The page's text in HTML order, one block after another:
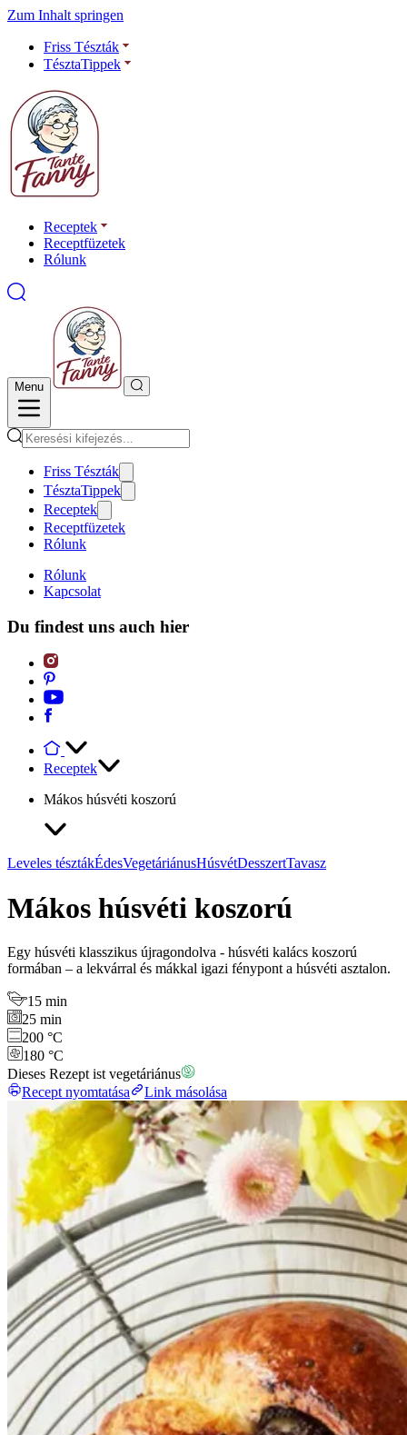
Zum Inhalt springen
Friss Tészták
TésztaTippek
Receptek
Receptfüzetek
Rólunk
Menu
Friss Tészták
TésztaTippek
Receptek
Receptfüzetek
Rólunk
Rólunk
Kapcsolat
Du findest uns auch hier
Receptek
Mákos húsvéti koszorú
Leveles tésztákÉdesVegetáriánusHúsvétDesszertTavasz
Mákos húsvéti koszorú
Egy húsvéti klasszikus újragondolva - húsvéti kalács koszorú
formában – a lekvárral és mákkal igazi fénypont a húsvéti asztalon.
15 min
25 min
200 °C
180 °C
Dieses Rezept ist vegetáriánus
Recept nyomtatása
Link másolása